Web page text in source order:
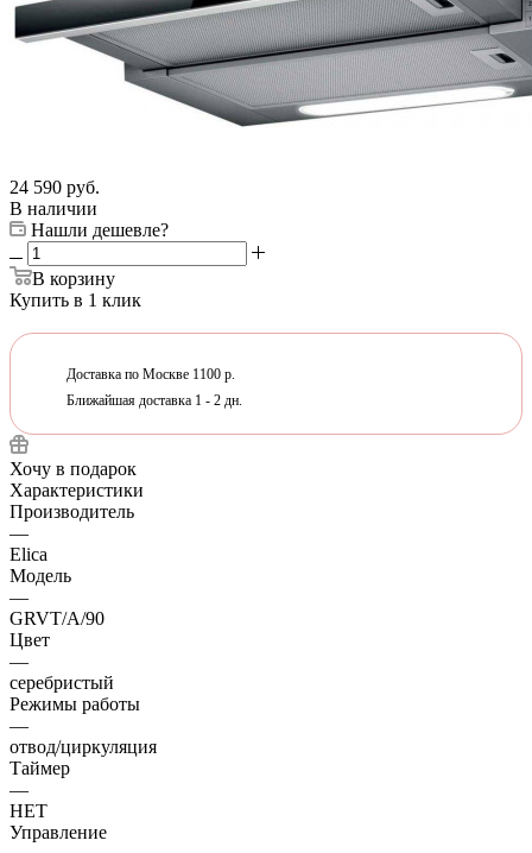
24 590 руб.
В наличии
Нашли дешевле?
В корзину
Купить в 1 клик
Доставка по Москве 1100 р.
Ближайшая доставка 1 - 2 дн.
Хочу в подарок
Характеристики
Производитель
—
Elica
Модель
—
GRVT/A/90
Цвет
—
серебристый
Режимы работы
—
отвод/циркуляция
Таймер
—
НЕТ
Управление